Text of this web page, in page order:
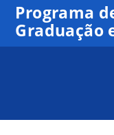
Programa
Graduação